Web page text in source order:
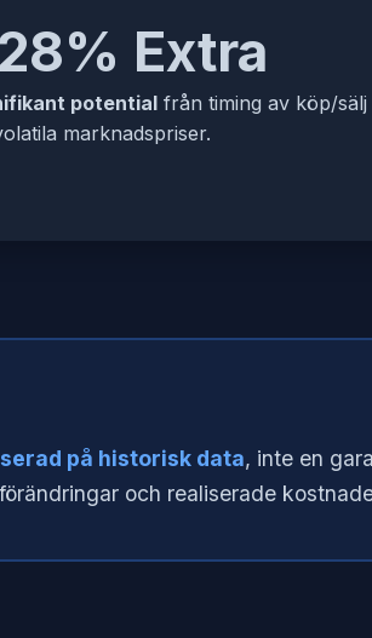
Extra
potential från timing av köp/sälj
marknadspriser.
på historisk data, inte en
och realiserade